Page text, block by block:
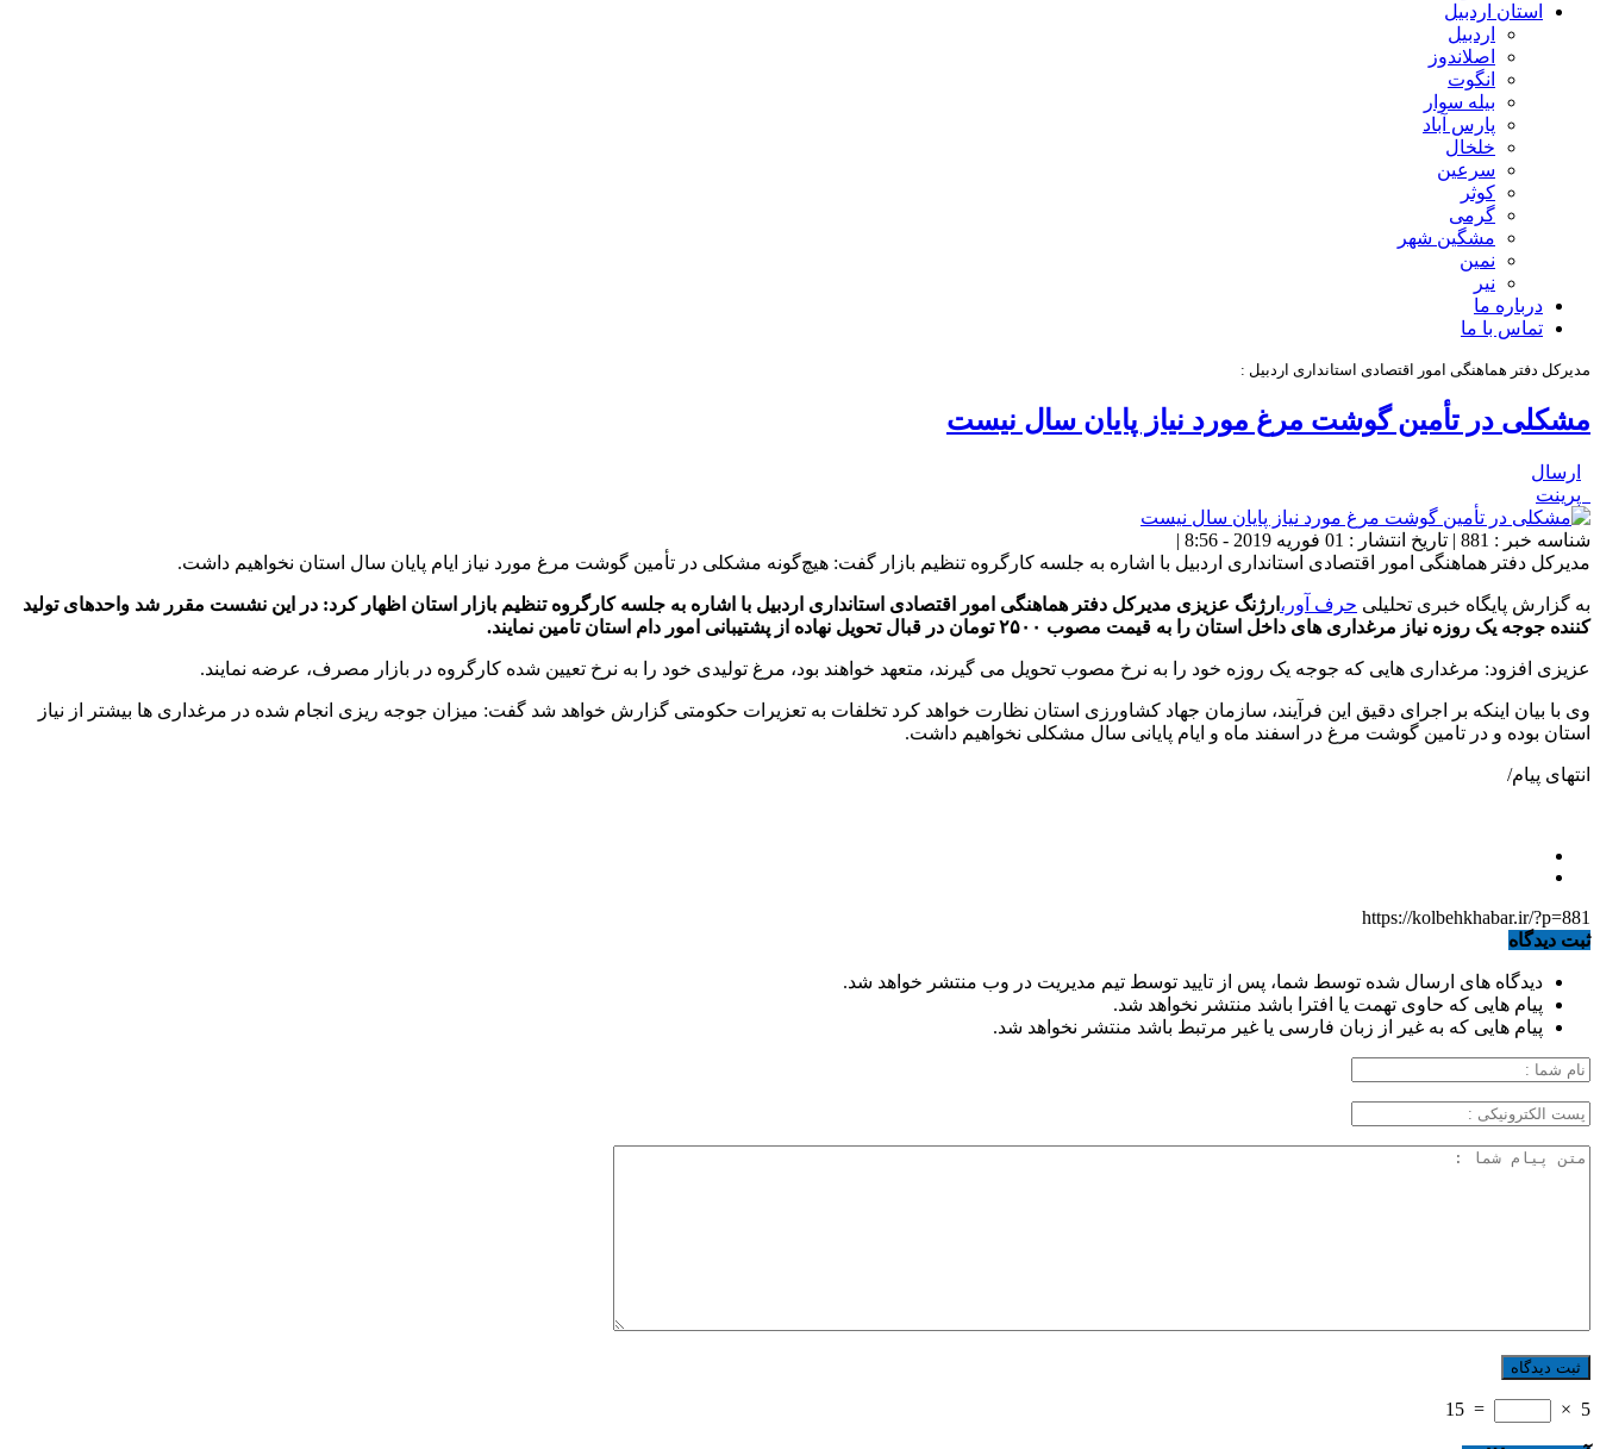
استان اردبیل
اردبیل
اصلاندوز
انگوت
بیله سوار
پارس آباد
خلخال
سرعین
کوثر
گرمی
مشگین شهر
نمین
نیر
درباره ما
تماس با ما
مدیرکل دفتر هماهنگی امور اقتصادی استانداری اردبیل :
مشکلی در تأمین گوشت مرغ مورد نیاز پایان سال نیست
ارسال
پرینت
شناسه خبر : 881 | تاریخ انتشار : 01 فوریه 2019 - 8:56 |
مدیرکل دفتر هماهنگی امور اقتصادی استانداری اردبیل با اشاره به جلسه کارگروه تنظیم بازار گفت: هیچ‌گونه مشکلی در تأمین گوشت مرغ مورد نیاز ایام پایان سال استان نخواهیم داشت.
به گزارش پایگاه خبری تحلیلی حرف آور، ارژنگ عزیزی مدیرکل دفتر هماهنگی امور اقتصادی استانداری اردبیل با اشاره به جلسه کارگروه تنظیم بازار استان اظهار کرد: در این نشست مقرر شد واحدهای تولید
کننده جوجه یک روزه نیاز مرغداری های داخل استان را به قیمت مصوب ۲۵۰۰ تومان در قبال تحویل نهاده از پشتیبانی امور دام استان تامین نمایند.
عزیزی افزود: مرغداری هایی که جوجه یک روزه خود را به نرخ مصوب تحویل می گیرند، متعهد خواهند بود، مرغ تولیدی خود را به نرخ تعیین شده کارگروه در بازار مصرف، عرضه نمایند.
وی با بیان اینکه بر اجرای دقیق این فرآیند، سازمان جهاد کشاورزی استان نظارت خواهد کرد تخلفات به تعزیرات حکومتی گزارش خواهد شد گفت: میزان جوجه ریزی انجام شده در مرغداری ها بیشتر از نیاز
استان بوده و در تامین گوشت مرغ در اسفند ماه و ایام پایانی سال مشکلی نخواهیم داشت.
انتهای پیام/
https://kolbehkhabar.ir/?p=881
ثبت دیدگاه
دیدگاه های ارسال شده توسط شما، پس از تایید توسط تیم مدیریت در وب منتشر خواهد شد.
پیام هایی که حاوی تهمت یا افترا باشد منتشر نخواهد شد.
پیام هایی که به غیر از زبان فارسی یا غیر مرتبط باشد منتشر نخواهد شد.
5
×
=
15